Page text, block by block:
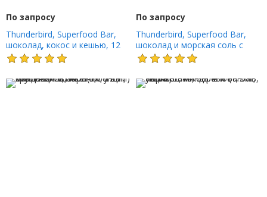
По запросу
Thunderbird, Superfood Bar,
шоколад, кокос и кешью, 12
батончиков, 48 г (1,7 унции)
По запросу
Thunderbird, Superfood Bar,
шоколад и морская соль с
миндальным маслом, 12
батончиков по 48 г (1,7 унции)